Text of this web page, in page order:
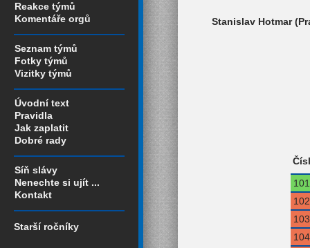
Reakce týmů
Komentáře orgů
Seznam týmů
Fotky týmů
Vizitky týmů
Úvodní text
Pravidla
Jak zaplatit
Dobré rady
Síň slávy
Nenechte si ujít ...
Kontakt
Starší ročníky
Stanislav Hotmar
101
102
103
104